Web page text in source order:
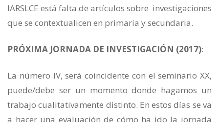
IARSLCE está falta de artículos sobre investigaciones
que se contextualicen en primaria y secundaria.
PRÓXIMA JORNADA DE INVESTIGACIÓN (2017):
La número IV, será coincidente con el seminario XX,
puede/debe ser un momento donde hagamos un
trabajo cualitativamente distinto. En estos días se va
a hacer una evaluación de cómo ha ido la jornada